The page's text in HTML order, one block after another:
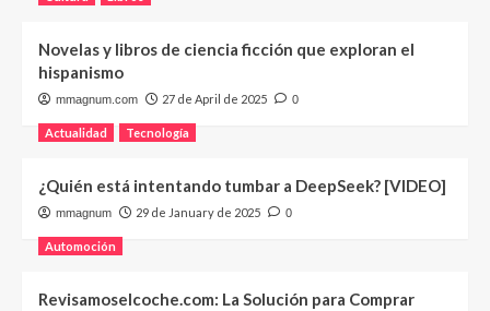
Novelas y libros de ciencia ficción que exploran el
hispanismo
mmagnum.com 27 de April de 2025 0
Actualidad Tecnología
¿Quién está intentando tumbar a DeepSeek? [VIDEO]
mmagnum 29 de January de 2025 0
Automoción
Revisamoselcoche.com: La Solución para Comprar